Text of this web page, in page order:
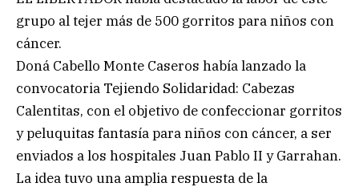
grupo al tejer más de 500 gorritos para niños con
cáncer.
Doná Cabello Monte Caseros había lanzado la
convocatoria Tejiendo Solidaridad: Cabezas
Calentitas, con el objetivo de confeccionar gorritos
y peluquitas fantasía para niños con cáncer, a ser
enviados a los hospitales Juan Pablo II y Garrahan.
La idea tuvo una amplia respuesta de la